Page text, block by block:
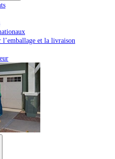
l’emballage et la livraison